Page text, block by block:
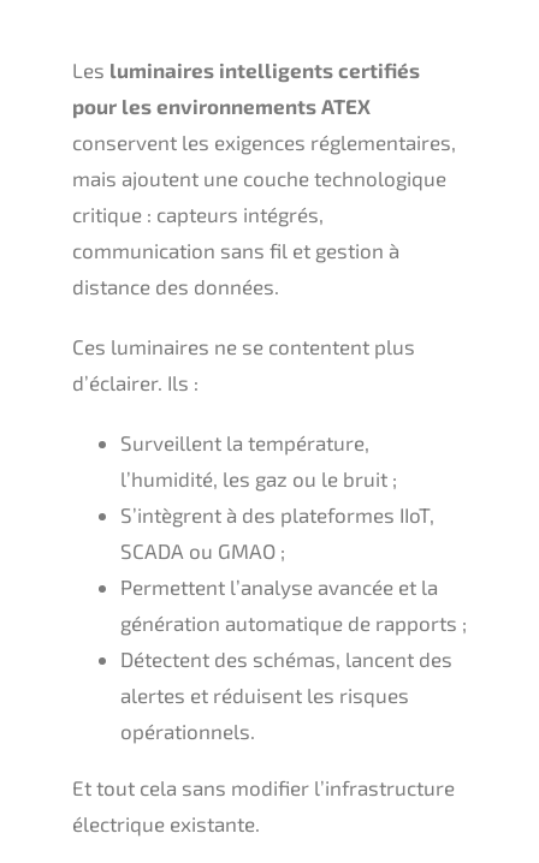
Les luminaires intelligents certifiés
pour les environnements ATEX
conservent les exigences réglementaires,
mais ajoutent une couche technologique
critique : capteurs intégrés,
communication sans fil et gestion à
distance des données.
Ces luminaires ne se contentent plus
d’éclairer. Ils :
Surveillent la température,
l’humidité, les gaz ou le bruit ;
S’intègrent à des plateformes IIoT,
SCADA ou GMAO ;
Permettent l’analyse avancée et la
génération automatique de rapports ;
Détectent des schémas, lancent des
alertes et réduisent les risques
opérationnels.
Et tout cela sans modifier l’infrastructure
électrique existante.